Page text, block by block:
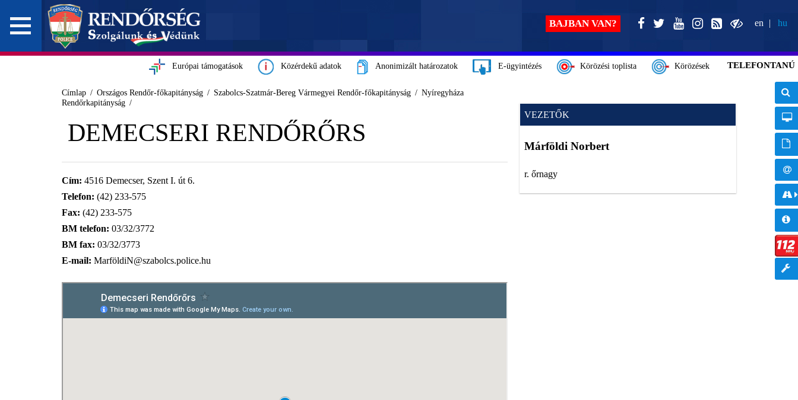
en hu
BAJBAN VAN?
Európai támogatások Közérdekű adatok Anonimizált határozatok E-ügyintézés Körözési toplista Körözések TELEFONTANÚ
Címlap Országos Rendőr-főkapitányság Szabolcs-Szatmár-Bereg Vármegyei Rendőr-főkapitányság
Nyíregyháza
Rendőrkapitányság
DEMECSERI RENDŐRŐRS
Cím: 4516 Demecser, Szent I. út 6.
Telefon: (42) 233-575
Fax: (42) 233-575
BM telefon: 03/32/3772
BM fax: 03/32/3773
E-mail: MarföldiN@szabolcs.police.hu
VEZETŐK
Márföldi Norbert
r. őrnagy